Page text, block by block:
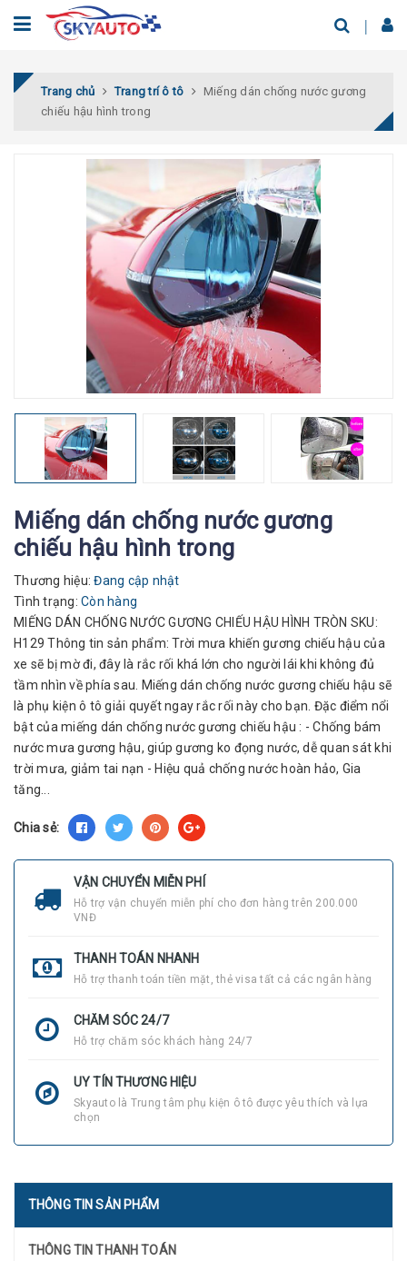
Trang chủ Trang trí ô tô
Miếng dán chống nước gương
chiếu hậu hình trong
Miếng dán chống nước gương
chiếu hậu hình trong
Thương hiệu: Đang cập nhật
Tình trạng: Còn hàng
MIẾNG DÁN CHỐNG NƯỚC GƯƠNG CHIẾU HẬU HÌNH TRÒN SKU:
H129 Thông tin sản phẩm: Trời mưa khiến gương chiếu hậu của
xe sẽ bị mờ đi, đây là rắc rối khá lớn cho người lái khi không đủ
tầm nhìn về phía sau. Miếng dán chống nước gương chiếu hậu sẽ
là phụ kiện ô tô giải quyết ngay rắc rối này cho bạn. Đặc điểm nổi
bật của miếng dán chống nước gương chiếu hậu : - Chống bám
nước mưa gương hậu, giúp gương ko đọng nước, dễ quan sát khi
trời mưa, giảm tai nạn - Hiệu quả chống nước hoàn hảo, Gia
tăng...
Chia sẻ:
VẬN CHUYỂN MIỄN PHÍ
Hỗ trợ vận chuyển miễn phí cho đơn hàng trên 200.000
VNĐ
THANH TOÁN NHANH
Hỗ trợ thanh toán tiền mặt, thẻ visa tất cả các ngân hàng
CHĂM SÓC 24/7
Hỗ trợ chăm sóc khách hàng 24/7
UY TÍN THƯƠNG HIỆU
Skyauto là Trung tâm phụ kiện ô tô được yêu thích và lựa
chọn
THÔNG TIN SẢN PHẨM
THÔNG TIN THANH TOÁN